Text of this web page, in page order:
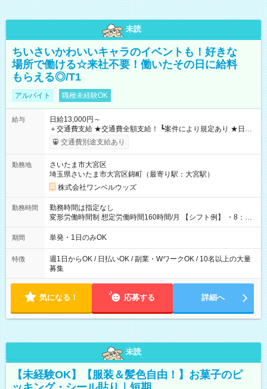
未読
ちいさいかわいいキャラのイベントも！好きな
場所で働ける☆来社不要！働いたその日に給料
もらえる◎/T1
アルバイト 職種未経験OK
給与
日給13,000円～
＋交通費支給 ★交通費全額支給！ ┗案件により規定あり ★日払
いOK！（規定あり） ┗働いたその日に現金GET♪ お仕事後はコ
ンビニATMから 日払い分を引き落とせます！ 【試用期間】試
交通費別途支給あり
勤務地
さいたま市大宮区
埼玉県さいたま市大宮区錦町（最寄り駅：大宮駅）
株式会社ワンベルウッズ
勤務時間
勤務時間は指定なし
変形労働時間制 想定労働時間160時間/月 【シフト例】 ・8：00
～21：00
期間 単発・1日のみOK
特徴
週1日からOK / 日払いOK / 副業・WワークOK / 10名以上の大量
募集
気になる！ 応募する 詳細へ
未読
【未経験OK】【服装＆髪色自由！】お菓子のピ